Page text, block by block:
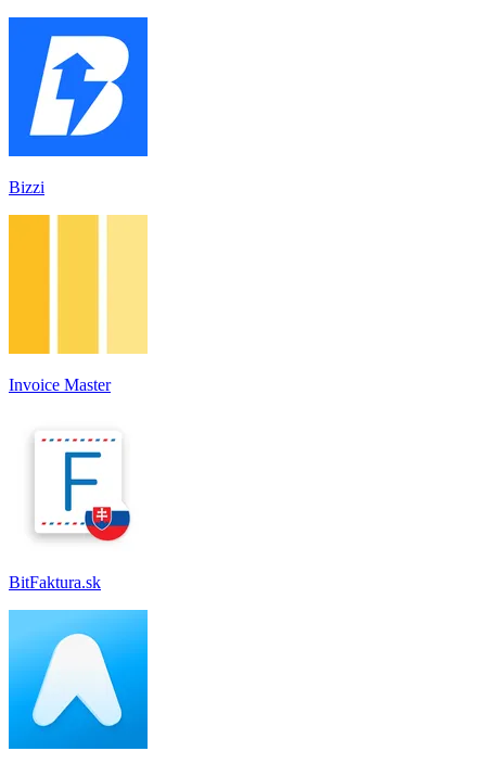
Bizzi
Invoice Master
BitFaktura.sk